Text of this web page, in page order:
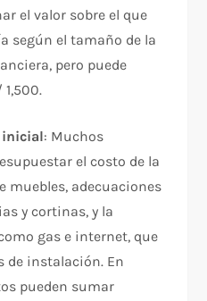
el valor sobre el que
según el tamaño de la
pero puede
inicial: Muchos
el costo de la
muebles, adecuaciones
y cortinas, y la
gas e internet, que
de instalación. En
pueden sumar